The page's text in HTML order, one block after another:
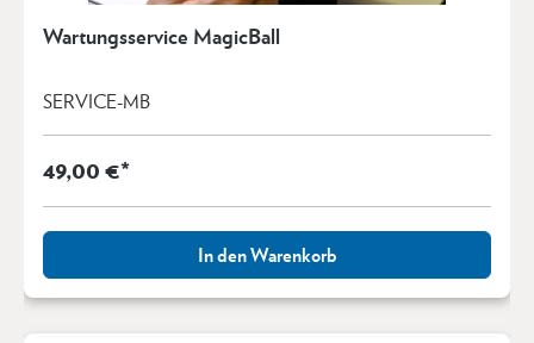
Wartungsservice MagicBall
SERVICE-MB
49,00 €*
In den Warenkorb